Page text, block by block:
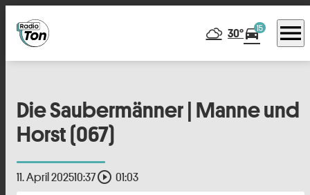
30°directions_car15 menu
Die Saubermänner | Manne und
Horst (067)
11. April 202510:37play_circle_outline 01:03